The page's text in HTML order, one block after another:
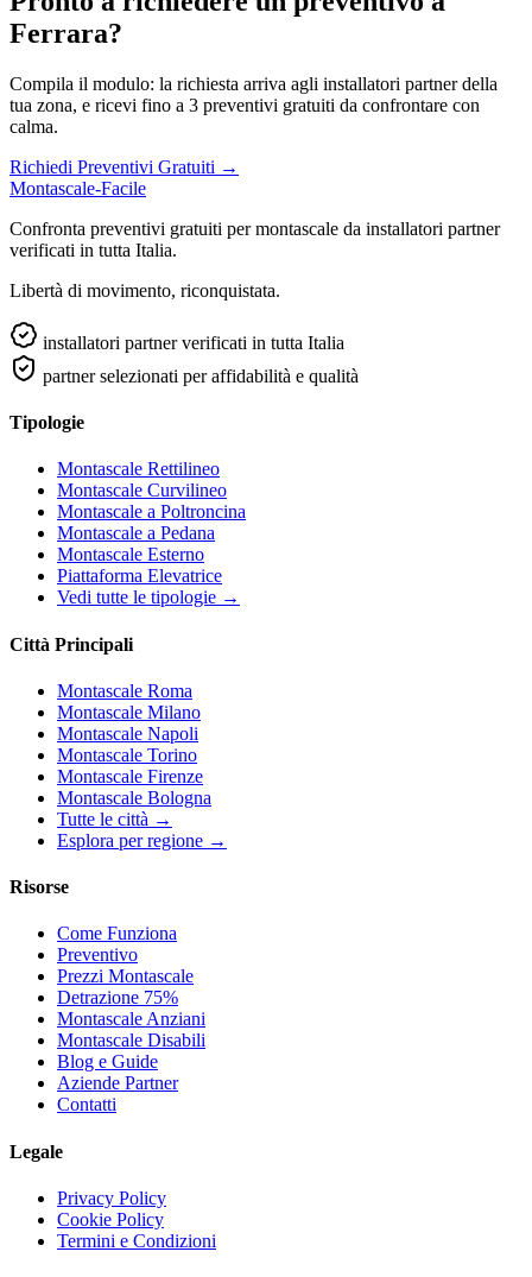
Ferrara?
Compila il modulo: la richiesta arriva agli installatori partner della
tua zona, e ricevi fino a 3 preventivi gratuiti da confrontare con
calma.
Richiedi Preventivi Gratuiti →
Montascale-Facile
Confronta preventivi gratuiti per montascale da installatori partner
verificati in tutta Italia.
Libertà di movimento, riconquistata.
installatori partner verificati in tutta Italia
partner selezionati per affidabilità e qualità
Tipologie
Montascale Rettilineo
Montascale Curvilineo
Montascale a Poltroncina
Montascale a Pedana
Montascale Esterno
Piattaforma Elevatrice
Vedi tutte le tipologie →
Città Principali
Montascale Roma
Montascale Milano
Montascale Napoli
Montascale Torino
Montascale Firenze
Montascale Bologna
Tutte le città →
Esplora per regione →
Risorse
Come Funziona
Preventivo
Prezzi Montascale
Detrazione 75%
Montascale Anziani
Montascale Disabili
Blog e Guide
Aziende Partner
Contatti
Legale
Privacy Policy
Cookie Policy
Termini e Condizioni